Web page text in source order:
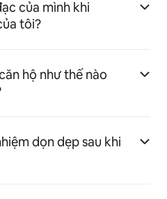
của mình khi
tôi?
hộ như thế nào
dọn dẹp sau khi